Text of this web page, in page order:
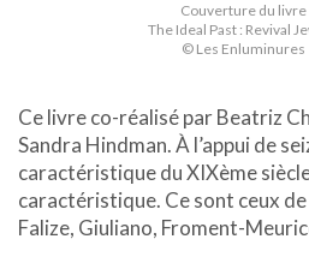
Couverture du livre
The Ideal Past : Revival
© Les Enluminures
Ce livre co-réalisé par Beatriz
Sandra Hindman. À l’appui de
caractéristique du XIXème
caractéristique. Ce sont ceux
Falize, Giuliano, Froment-